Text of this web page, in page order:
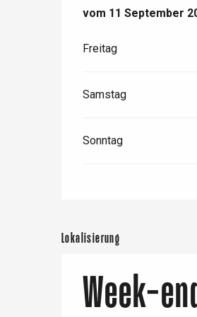
vom 11 September
vom 11 September
Freitag
Samstag
Sonntag
Lokalisierung
Week-